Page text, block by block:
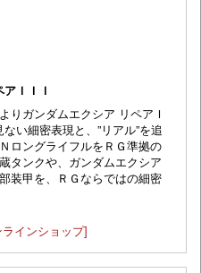
ＩＩＩ
りガンダムエクシア リペアＩ
い細密表現と、”リアル”を追
ロングライフルをＲＧ準拠の
タンクや、ガンダムエクシア
装甲を、ＲＧならではの細密
インショップ]